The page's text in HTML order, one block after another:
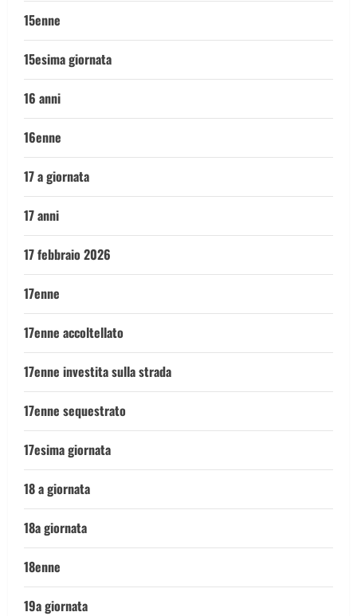
15enne
15esima giornata
16 anni
16enne
17 a giornata
17 anni
17 febbraio 2026
17enne
17enne accoltellato
17enne investita sulla strada
17enne sequestrato
17esima giornata
18 a giornata
18a giornata
18enne
19a giornata